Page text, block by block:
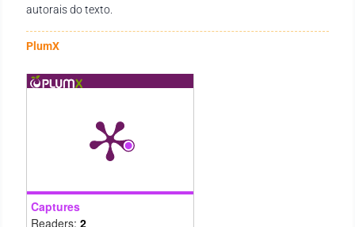
autorais do texto.
PlumX
Captures
Readers: 2